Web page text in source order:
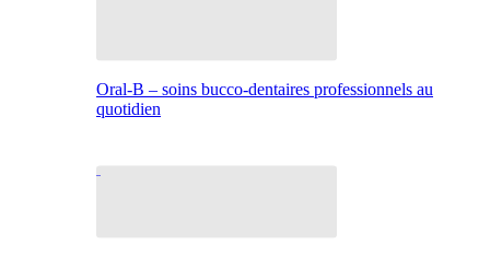
Oral-B – soins bucco-dentaires professionnels au
quotidien